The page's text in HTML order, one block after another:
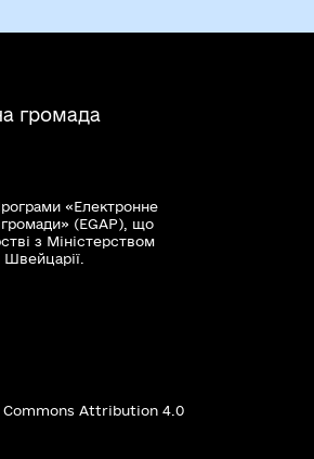
громада
«Електронне
громади» (EGAP), що
з Міністерством
Commons Attribution 4.0